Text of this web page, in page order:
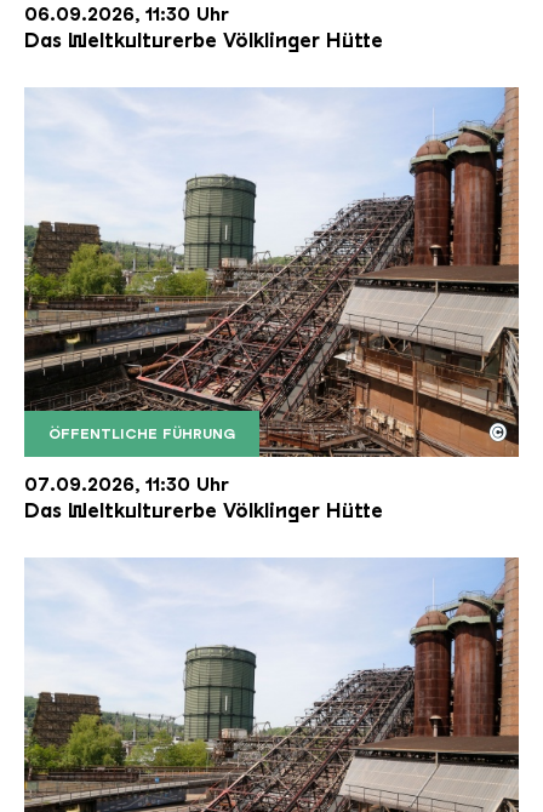
06.09.2026, 11:30 Uhr
Das Weltkulturerbe Völklinger Hütte
ÖFFENTLICHE FÜHRUNG
Der Erzschrägaufzug der Völklinger Hütte mit
Copyright: Weltkulturerbe Völklinger Hütte | Karl
©
07.09.2026, 11:30 Uhr
Das Weltkulturerbe Völklinger Hütte